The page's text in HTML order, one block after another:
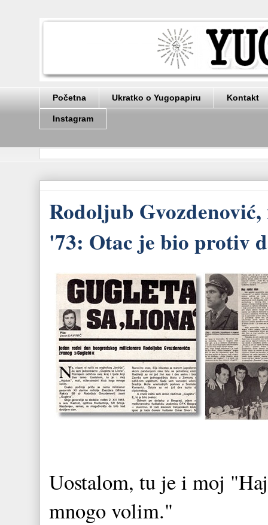
Početna Ukratko o Yugopapiru Kontakt
Instagram
Rodoljub
'73: Otac je bio protiv
Uostalom, tu je i moj
mnogo volim."